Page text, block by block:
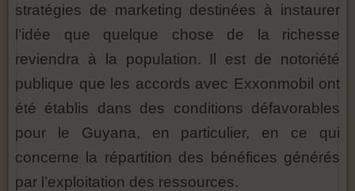
stratégies de marketing destinées à instaurer
l’idée que quelque chose de la richesse
reviendra à la population. Il est de notoriété
publique que les accords avec Exxonmobil ont
été établis dans des conditions défavorables
pour le Guyana, en particulier, en ce qui
concerne la répartition des bénéfices générés
par l’exploitation des ressources.